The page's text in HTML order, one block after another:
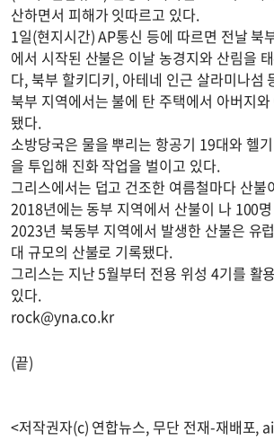
산하면서 피해가 잇따르고 있다.
1일(현지시간) AP통신 등에 따르면 전날 북
에서 시작된 산불은 이날 농경지와 산림을
다, 북부 할키디키, 아테네 인근 살라미나섬
북부 지역에서는 불에 탄 주택에서 아버지
됐다.
소방당국은 물을 뿌리는 항공기 19대와 헬
을 투입해 진화 작업을 벌이고 있다.
그리스에서는 덥고 건조한 여름철마다 산불
2018년에는 동부 지역에서 산불이 나 100
2023년 북동부 지역에서 발생한 산불은 유
대 규모의 산불로 기록됐다.
그리스는 지난 5월부터 전용 위성 4기를 활
있다.
rock@yna.co.kr
(끝)
<저작권자(c) 연합뉴스, 무단 전재-재배포,